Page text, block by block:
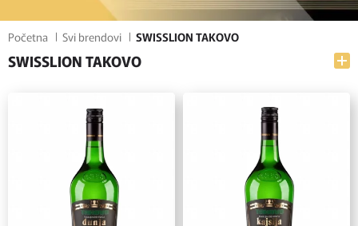
Početna Svi brendovi SWISSLION TAKOVO
SWISSLION TAKOVO